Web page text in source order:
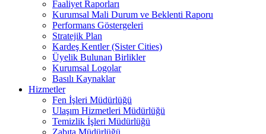
Faaliyet Raporları
Kurumsal Mali Durum ve Beklenti Raporu
Performans Göstergeleri
Stratejik Plan
Kardeş Kentler (Sister Cities)
Üyelik Bulunan Birlikler
Kurumsal Logolar
Basılı Kaynaklar
Hizmetler
Fen İşleri Müdürlüğü
Ulaşım Hizmetleri Müdürlüğü
Temizlik İşleri Müdürlüğü
Zabıta Müdürlüğü